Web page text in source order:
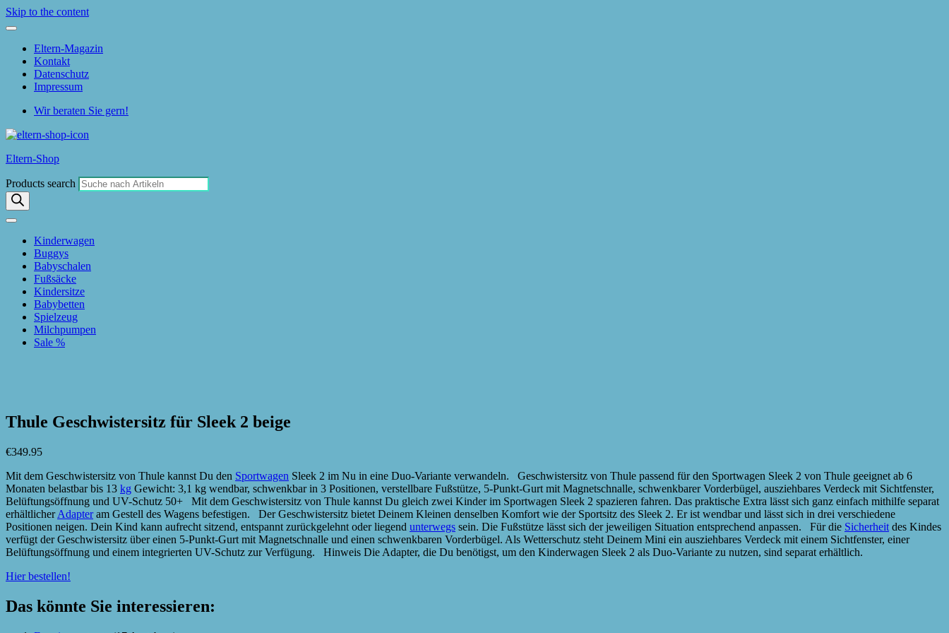
Skip to the content
Eltern-Magazin
Kontakt
Datenschutz
Impressum
Wir beraten Sie gern!
Eltern-Shop
Products search
Kinderwagen
Buggys
Babyschalen
Fußsäcke
Kindersitze
Babybetten
Spielzeug
Milchpumpen
Sale %
Thule Geschwistersitz für Sleek 2 beige
€349.95
Mit dem Geschwistersitz von Thule kannst Du den Sportwagen Sleek 2 im Nu in eine Duo-Variante verwandeln. Geschwistersitz von Thule passend für den Sportwagen Sleek 2 von Thule geeignet ab 6
Monaten belastbar bis 13 kg Gewicht: 3,1 kg wendbar, schwenkbar in 3 Positionen, verstellbare Fußstütze, 5-Punkt-Gurt mit Magnetschnalle, schwenkbarer Vorderbügel, ausziehbares Verdeck mit Sichtfenster,
Belüftungsöffnung und UV-Schutz 50+ Mit dem Geschwistersitz von Thule kannst Du gleich zwei Kinder im Sportwagen Sleek 2 spazieren fahren. Das praktische Extra lässt sich ganz einfach mithilfe separat
erhältlicherAdapteram Gestell des Wagens befestigen. Der Geschwistersitz bietet Deinem Kleinen denselben Komfort wie der Sportsitz des Sleek 2. Er ist wendbar und lässt sich in drei verschiedene
Positionen neigen. Dein Kind kann aufrecht sitzend, entspannt zurückgelehnt oder liegend unterwegs sein. Die Fußstütze lässt sich der jeweiligen Situation entsprechend anpassen. Für die Sicherheit des Kindes
verfügt der Geschwistersitz über einen 5-Punkt-Gurt mit Magnetschnalle und einen schwenkbaren Vorderbügel. Als Wetterschutz steht Deinem Mini ein ausziehbares Verdeck mit einem Sichtfenster, einer
Belüftungsöffnung und einem integrierten UV-Schutz zur Verfügung. Hinweis Die Adapter, die Du benötigst, um den Kinderwagen Sleek 2 als Duo-Variante zu nutzen, sind separat erhältlich.
Hier bestellen!
Das könnte Sie interessieren: